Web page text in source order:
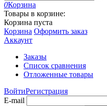
0Корзина
Товары в корзине:
Корзина пуста
Корзина Оформить заказ
Аккаунт
Заказы
Список сравнения
Отложенные товары
ВойтиРегистрация
E-mail